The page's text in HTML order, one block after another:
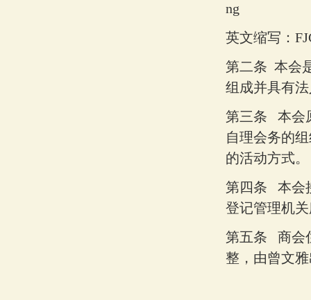
ng
英文缩写：
第二条 本会
组成并具有
第三条
本会
自理会务的
的活动方式。
第四条
本会
登记管理机
第五条
商会
整，由曾文